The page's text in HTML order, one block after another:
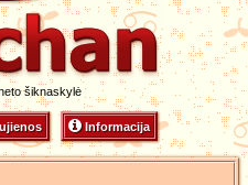
šiknaskylė
Informacija